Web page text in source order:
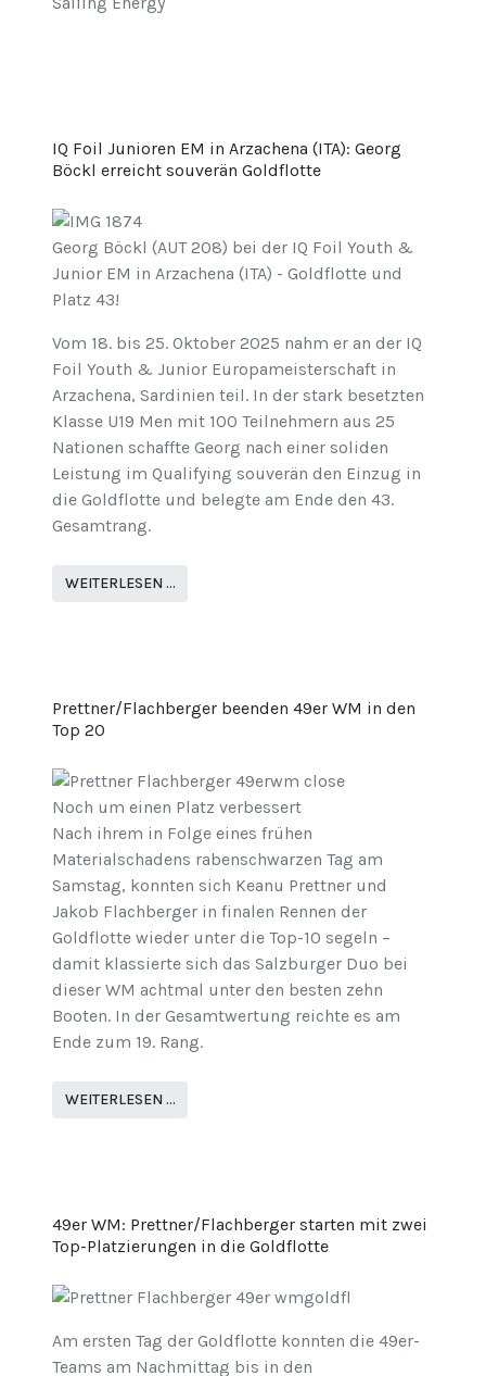
IQ Foil Junioren EM in Arzachena (ITA): Georg
Böckl erreicht souverän Goldflotte
Georg Böckl (AUT 208) bei der IQ Foil Youth &
Junior EM in Arzachena (ITA) - Goldflotte und
Platz 43!
Vom 18. bis 25. Oktober 2025 nahm er an der IQ
Foil Youth & Junior Europameisterschaft in
Arzachena, Sardinien teil. In der stark besetzten
Klasse U19 Men mit 100 Teilnehmern aus 25
Nationen schaffte Georg nach einer soliden
Leistung im Qualifying souverän den Einzug in
die Goldflotte und belegte am Ende den 43.
Gesamtrang.
WEITERLESEN …
Prettner/Flachberger beenden 49er WM in den
Top 20
Noch um einen Platz verbessert
Nach ihrem in Folge eines frühen
Materialschadens rabenschwarzen Tag am
Samstag, konnten sich Keanu Prettner und
Jakob Flachberger in finalen Rennen der
Goldflotte wieder unter die Top-10 segeln –
damit klassierte sich das Salzburger Duo bei
dieser WM achtmal unter den besten zehn
Booten. In der Gesamtwertung reichte es am
Ende zum 19. Rang.
WEITERLESEN …
49er WM: Prettner/Flachberger starten mit zwei
Top-Platzierungen in die Goldflotte
Am ersten Tag der Goldflotte konnten die 49er-
Teams am Nachmittag bis in den